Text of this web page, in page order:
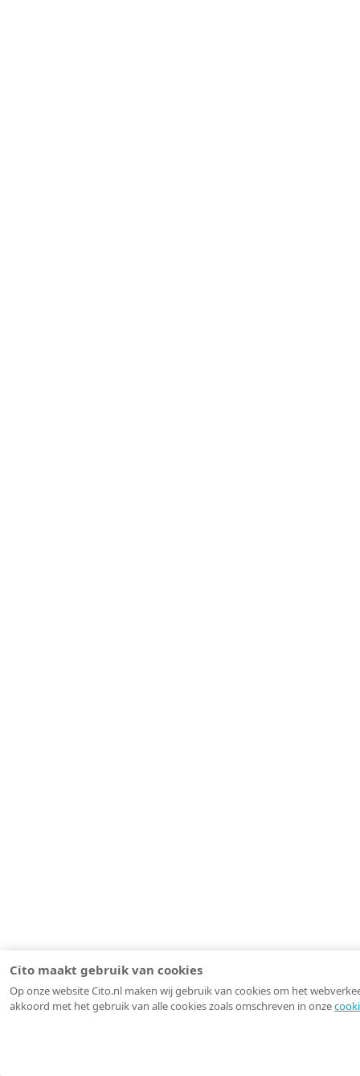
Cito maakt gebruik van cookies
Op onze website Cito.nl maken wij gebruik van cookies om het
akkoord met het gebruik van alle cookies zoals omschreven in onze